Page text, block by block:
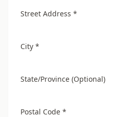
Street Address *
City *
State/Province (Optional)
Postal Code *